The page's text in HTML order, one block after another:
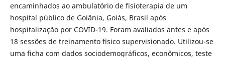
encaminhados ao ambulatório de fisioterapia de um
hospital público de Goiânia, Goiás, Brasil após
hospitalização por COVID-19. Foram avaliados antes e após
18 sessões de treinamento físico supervisionado. Utilizou-se
uma ficha com dados sociodemográficos, econômicos, teste